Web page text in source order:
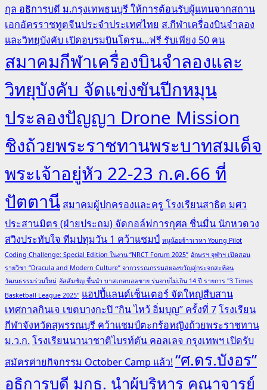
กุล อธิการบดี ม.กรุงเทพธนบุรี ให้การต้อนรับผู้แทนจากสถาน
เอกอัครราชทูตจีนประจำประเทศไทย ส.กีฬาเครื่องบินจำลอง
และวิทยุบังคับ เปิดอบรมบินโดรน...ฟรี รับเพียง 50 คน
สมาคมกีฬาเครื่องบินจำลองและ
วิทยุบังคับ จัดแข่งขันปีกหมุน
ประลองปัญญา Drone Mission
ชิงถ้วยพระราชทานพระบาทสมเด็จ
พระเจ้าอยู่หัว 22-23 ก.ค.66 ที่
ปัตตานี สมาคมผู้ปกครองและครู โรงเรียนสาธิต มศว
ประสานมิตร (ฝ่ายประถม) จัดกอล์ฟการกุศล ชื่นมื่น นักหวดวง
สวิงประทับใจ ทีมปทุมวัน 1 คว้าแชมป์ หนูน้อยจ้าวเวหา Young Pilot
Coding Challenge: Special Edition ในงาน “NRCT Forum 2025” อักษรฯ จุฬาฯ เปิดสอน
รายวิชา “Dracula and Modern Culture” จากวรรณกรรมสยองขวัญสู่กระจกสะท้อน
วัฒนธรรมร่วมใหม่ อัสสัมชัญ ขึ้นนำ บาสเกตบอลชาย รุ่นอายุไม่เกิน 14 ปี รายการ "3 Times
Basketball League 2025" แฮปปี้แลนด์เซ็นเตอร์ จัดใหญ่สืบสาน
เทศกาลกินเจ เขตบางกะปิ “กิน ไหว้ อิ่มบุญ” ครั้งที่ 7โรงเรียน
กีฬาจังหวัดสุพรรณบุรี คว้าแชมป์ตะกร้อหญิงถ้วยพระราชทาน
ม.ว.ก.โรงเรียนนานาชาติไบรท์ตัน คอลเลจ กรุงเทพฯ เปิดรับ
สมัครค่ายกิจกรรม October Camp แล้ว!“ศ.ดร.บังอร”
อธิการบดี มกธ. นำผู้บริหาร คณาจารย์